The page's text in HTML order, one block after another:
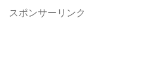
スポンサーリンク